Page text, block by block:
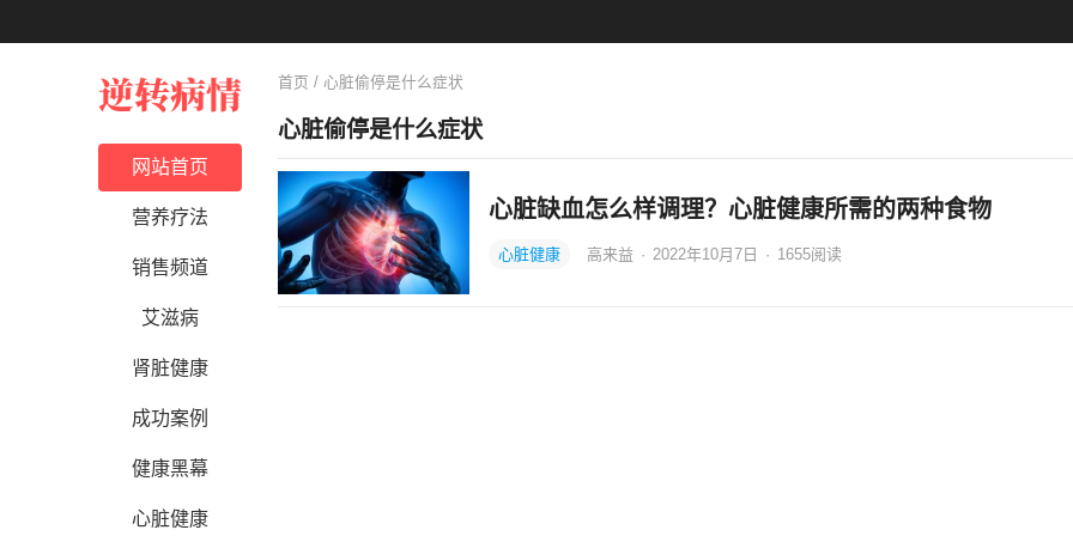
网站首页
营养疗法
销售频道
艾滋病
肾脏健康
成功案例
健康黑幕
心脏健康
首页 / 心脏偷停是什么症状
心脏偷停是什么症状
心脏缺血怎么样调理？心脏健康所需的两种食物
心脏健康 高来益 · 2022年10月7日 · 1655阅读